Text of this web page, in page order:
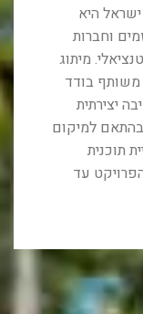
היא
וחברות
מיתוג
משותף בודד
יצירתית
למיקום
תוכנית
עד